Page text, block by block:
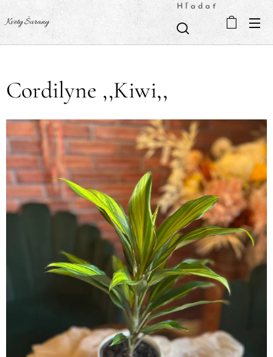
Kvety Šurany
Hľadať
Cordilyne ,,Kiwi,,